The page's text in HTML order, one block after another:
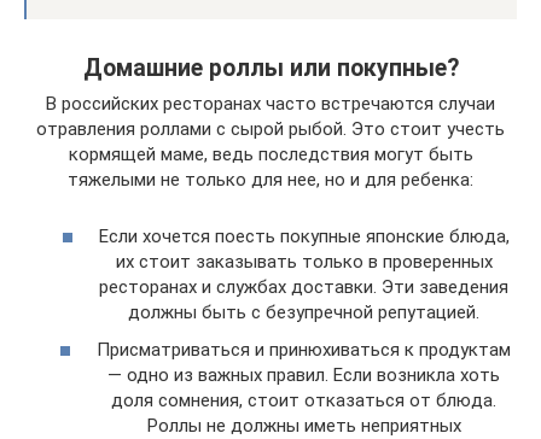
Домашние роллы или покупные?
В российских ресторанах часто встречаются случаи
отравления роллами с сырой рыбой. Это стоит учесть
кормящей маме, ведь последствия могут быть
тяжелыми не только для нее, но и для ребенка:
Если хочется поесть покупные японские блюда,
их стоит заказывать только в проверенных
ресторанах и службах доставки. Эти заведения
должны быть с безупречной репутацией.
Присматриваться и принюхиваться к продуктам
— одно из важных правил. Если возникла хоть
доля сомнения, стоит отказаться от блюда.
Роллы не должны иметь неприятных